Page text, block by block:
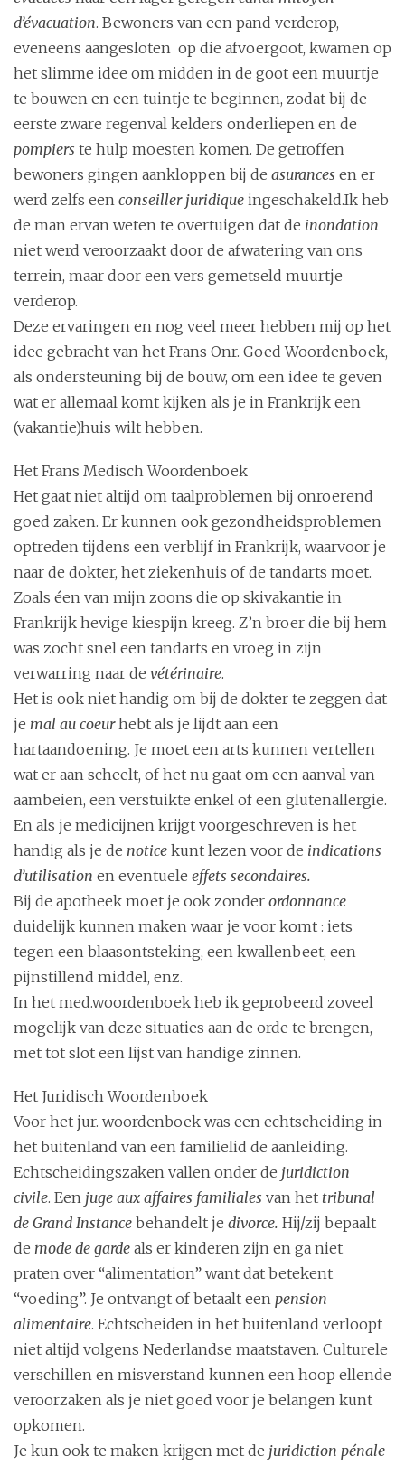
d’évacuation. Bewoners van een pand verderop,
eveneens aangesloten op die afvoergoot, kwamen op
het slimme idee om midden in de goot een muurtje
te bouwen en een tuintje te beginnen, zodat bij de
eerste zware regenval kelders onderliepen en de
pompiers te hulp moesten komen. De getroffen
bewoners gingen aankloppen bij de asurances en er
werd zelfs een conseiller juridique ingeschakeld.Ik heb
de man ervan weten te overtuigen dat de inondation
niet werd veroorzaakt door de afwatering van ons
terrein, maar door een vers gemetseld muurtje
verderop.
Deze ervaringen en nog veel meer hebben mij op het
idee gebracht van het Frans Onr. Goed Woordenboek,
als ondersteuning bij de bouw, om een idee te geven
wat er allemaal komt kijken als je in Frankrijk een
(vakantie)huis wilt hebben.
Het Frans Medisch Woordenboek
Het gaat niet altijd om taalproblemen bij onroerend
goed zaken. Er kunnen ook gezondheidsproblemen
optreden tijdens een verblijf in Frankrijk, waarvoor je
naar de dokter, het ziekenhuis of de tandarts moet.
Zoals éen van mijn zoons die op skivakantie in
Frankrijk hevige kiespijn kreeg. Z’n broer die bij hem
was zocht snel een tandarts en vroeg in zijn
verwarring naar de vétérinaire.
Het is ook niet handig om bij de dokter te zeggen dat
je mal au coeurhebt als je lijdt aan een
hartaandoening. Je moet een arts kunnen vertellen
wat er aan scheelt, of het nu gaat om een aanval van
aambeien, een verstuikte enkel of een glutenallergie.
En als je medicijnen krijgt voorgeschreven is het
handig als je de notice kunt lezen voor de indications
d’utilisation en eventuele effets secondaires.
Bij de apotheek moet je ook zonder ordonnance
duidelijk kunnen maken waar je voor komt : iets
tegen een blaasontsteking, een kwallenbeet, een
pijnstillend middel, enz.
In het med.woordenboek heb ik geprobeerd zoveel
mogelijk van deze situaties aan de orde te brengen,
met tot slot een lijst van handige zinnen.
Het Juridisch Woordenboek
Voor het jur. woordenboek was een echtscheiding in
het buitenland van een familielid de aanleiding.
Echtscheidingszaken vallen onder de juridiction
civile. Een juge aux affaires familiales van het tribunal
de Grand Instance behandelt je divorce. Hij/zij bepaalt
de mode de garde als er kinderen zijn en ga niet
praten over “alimentation” want dat betekent
“voeding”. Je ontvangt of betaalt een pension
alimentaire. Echtscheiden in het buitenland verloopt
niet altijd volgens Nederlandse maatstaven. Culturele
verschillen en misverstand kunnen een hoop ellende
veroorzaken als je niet goed voor je belangen kunt
opkomen.
Je kun ook te maken krijgen met de juridiction pénale